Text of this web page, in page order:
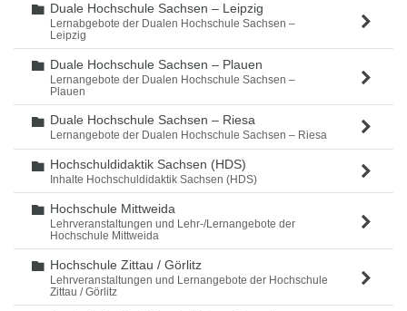
Ordner
Duale Hochschule Sachsen – Leipzig
Lernabgebote der Dualen Hochschule Sachsen –
Leipzig
Ordner
Duale Hochschule Sachsen – Plauen
Lernangebote der Dualen Hochschule Sachsen –
Plauen
Ordner
Duale Hochschule Sachsen – Riesa
Lernangebote der Dualen Hochschule Sachsen – Riesa
Ordner
Hochschuldidaktik Sachsen (HDS)
Inhalte Hochschuldidaktik Sachsen (HDS)
Ordner
Hochschule Mittweida
Lehrveranstaltungen und Lehr-/Lernangebote der
Hochschule Mittweida
Ordner
Hochschule Zittau / Görlitz
Lehrveranstaltungen und Lernangebote der Hochschule
Zittau / Görlitz